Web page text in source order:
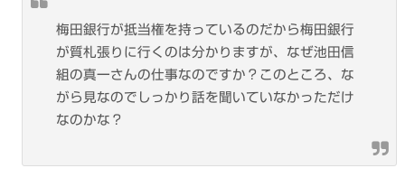
梅田銀行が抵当権を持っているのだから梅田銀行
が質札張りに行くのは分かりますが、なぜ池田信
組の真一さんの仕事なのですか？このところ、な
がら見なのでしっかり話を聞いていなかっただけ
なのかな？